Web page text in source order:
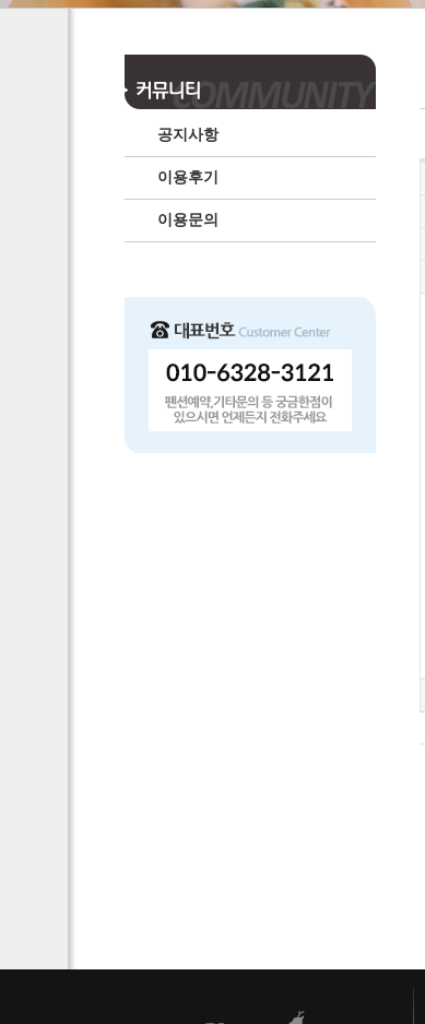
공지사항
이용후기
이용문의